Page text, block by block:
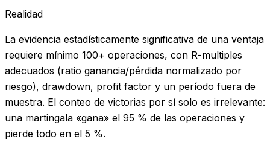
Realidad
La evidencia estadísticamente significativa de una ventaja
requiere mínimo 100+ operaciones, con R-multiples
adecuados (ratio ganancia/pérdida normalizado por
riesgo), drawdown, profit factor y un período fuera de
muestra. El conteo de victorias por sí solo es irrelevante:
una martingala «gana» el 95 % de las operaciones y
pierde todo en el 5 %.